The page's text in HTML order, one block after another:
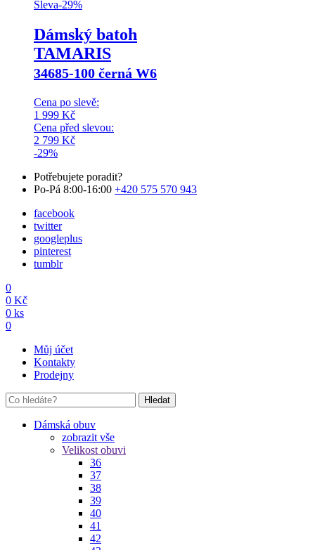
Sleva-29%
Dámský batoh
TAMARIS
34685-100 černá W6
Cena po slevě:
1 999 Kč
Cena před slevou:
2 799 Kč
-29%
Potřebujete poradit?
Po-Pá 8:00-16:00 +420 575 570 943
facebook
twitter
googleplus
pinterest
tumblr
0
0 Kč
0 ks
0
Můj účet
Kontakty
Prodejny
Hledat
Dámská obuv
zobrazit vše
Velikost obuvi
36
37
38
39
40
41
42